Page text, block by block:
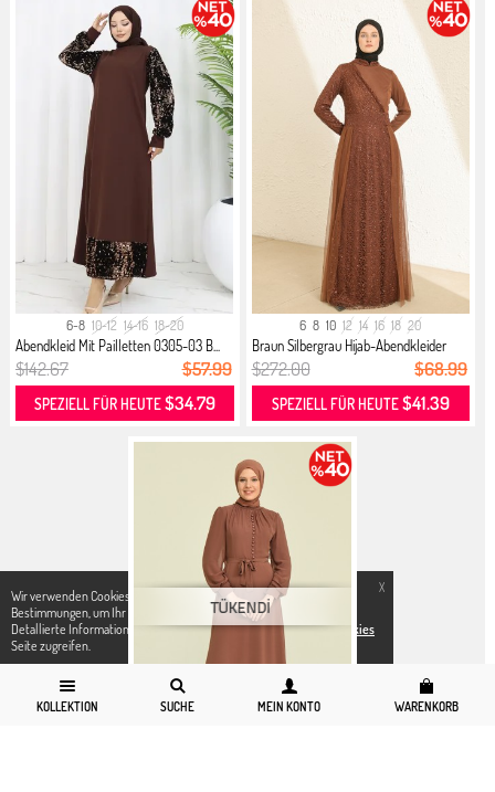
X
Wir verwenden Cookies in Übereinstimmung mit den gesetzlichen
Bestimmungen, um Ihr Einkaufserlebnis zu verbessern.Für weitere
Detallierte Informationen können Sie unsereDatenschutz und Cookies
Seite zugreifen.
KOLLEKTION SUCHE MEIN KONTO WARENKORB
6-8 10-12 14-16 18-20
Abendkleid Mit Pailletten 0305-03 B...
$142.67 $57.99
SPEZIELL FÜR HEUTE$34.79
6 8 10 12 14 16 18 20
Braun Silbergrau Hijab-Abendkleider
$272.00 $68.99
SPEZIELL FÜR HEUTE$41.39